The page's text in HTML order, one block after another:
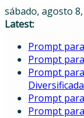
Skip
to
sábado, agosto
Latest:
Prompt
Prompt
Prompt
Diversificada
Prompt
Prompt